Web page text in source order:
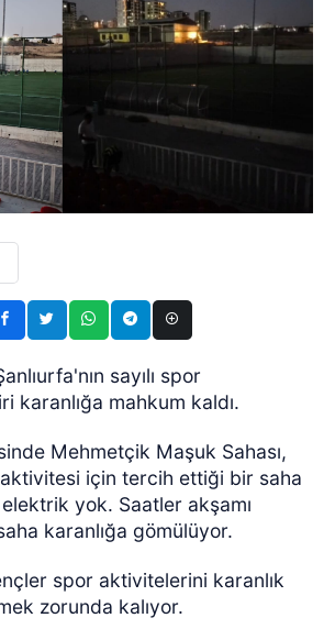
sayılı spor
karanlığa mahkum kaldı.
Mehmetçik Maşuk Sahası,
için tercih ettiği bir saha
yok. Saatler akşamı
karanlığa gömülüyor.
spor aktivitelerini karanlık
zorunda kalıyor.